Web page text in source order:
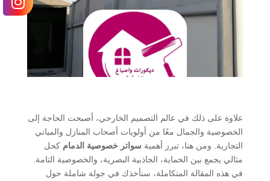
علاوة على ذلك في عالم التصميم الخارجي، أصبحت الحاجة إلى
الخصوصية والجمال معًا من أولويات أصحاب المنازل والمباني
التجارية. ومن هنا، تبرز أهمية سواتر خصوصية الدمام كحل
مثالي يجمع بين الحماية، الجاذبية البصرية، والخصوصية التامة.
في هذه المقالة المتكاملة، سنأخذك في جولة شاملة حول